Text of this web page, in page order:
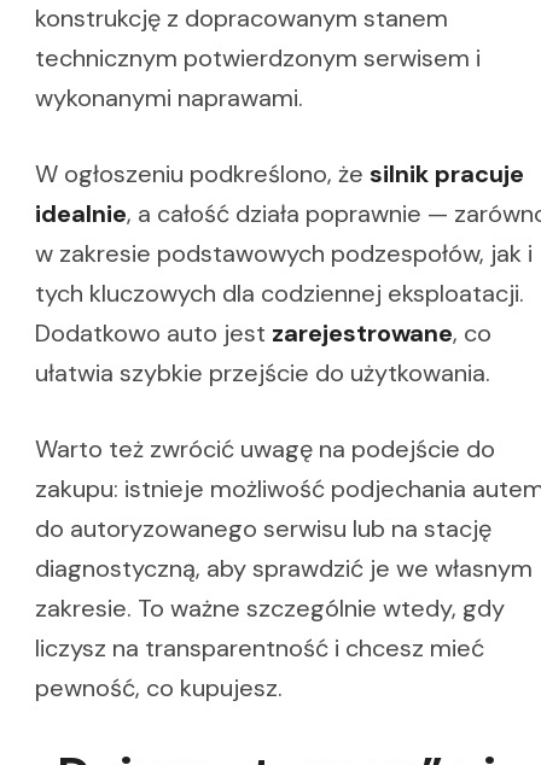
konstrukcję z dopracowanym stanem
technicznym potwierdzonym serwisem i
wykonanymi naprawami.
W ogłoszeniu podkreślono, że silnik pracuje
idealnie, a całość działa poprawnie —
w zakresie podstawowych podzespołów, jak i
tych kluczowych dla codziennej eksploatacji.
Dodatkowo auto jest zarejestrowane, co
ułatwia szybkie przejście do użytkowania.
Warto też zwrócić uwagę na podejście do
zakupu: istnieje możliwość podjechania
do autoryzowanego serwisu lub na stację
diagnostyczną, aby sprawdzić je we własnym
zakresie. To ważne szczególnie wtedy, gdy
liczysz na transparentność i chcesz mieć
pewność, co kupujesz.